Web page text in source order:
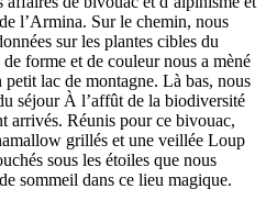
l’Armina. Sur le chemin, nous
sur les plantes cibles du
forme et de couleur nous a mèné
lac de montagne. Là bas, nous
séjour À l’affût de la biodiversité
arrivés. Réunis pour ce bivouac,
grillés et une veillée Loup
sous les étoiles que nous
sommeil dans ce lieu magique.